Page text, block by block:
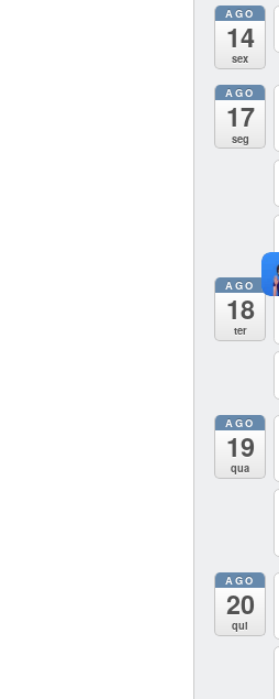
AGO
14
sex
AGO
17
seg
AGO
18
ter
AGO
19
qua
AGO
20
qui